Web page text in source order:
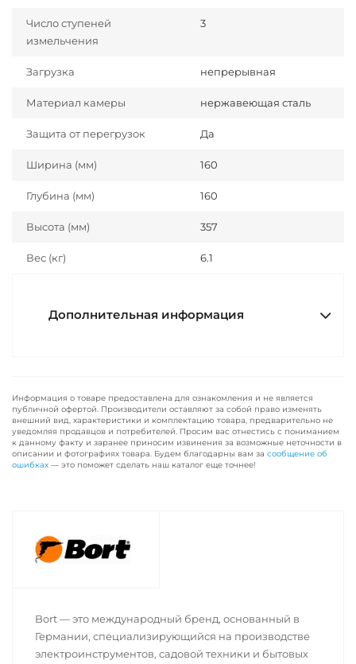
Число ступеней
измельчения
3
Загрузка непрерывная
Материал камеры нержавеющая сталь
Защита от перегрузок Да
Ширина (мм) 160
Глубина (мм) 160
Высота (мм) 357
Вес (кг) 6.1
Дополнительная информация
Информация о товаре предоставлена для ознакомления и не является
публичной офертой. Производители оставляют за собой право изменять
внешний вид, характеристики и комплектацию товара, предварительно не
уведомляя продавцов и потребителей. Просим вас отнестись с пониманием
к данному факту и заранее приносим извинения за возможные неточности в
описании и фотографиях товара. Будем благодарны вам за сообщение об
ошибках — это поможет сделать наш каталог еще точнее!
Bort — это международный бренд, основанный в
Германии, специализирующийся на производстве
электроинструментов, садовой техники и бытовых